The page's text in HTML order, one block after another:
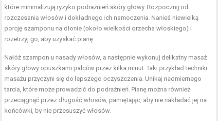
które minimalizują ryzyko podrażnień skóry głowy. Rozpocznij od
rozczesania włosów i dokładnego ich namoczenia. Nanieś niewielką
porcję szamponu na dłonie (około wielkości orzecha włoskiego) i
rozetrzyj go, aby uzyskać pianę.
Nałóż szampon u nasady włosów, a następnie wykonuj delikatny masaż
skóry głowy opuszkami palców przez kilka minut. Taki przykład techniki
masażu przyczyni się do lepszego oczyszczenia. Unikaj nadmiernego
tarcia, które może prowadzić do podrażnień. Pianę można również
przeciągnąć przez długość włosów, pamiętając, aby nie nakładać jej na
końcówki, by nie przesuszyć włosów.